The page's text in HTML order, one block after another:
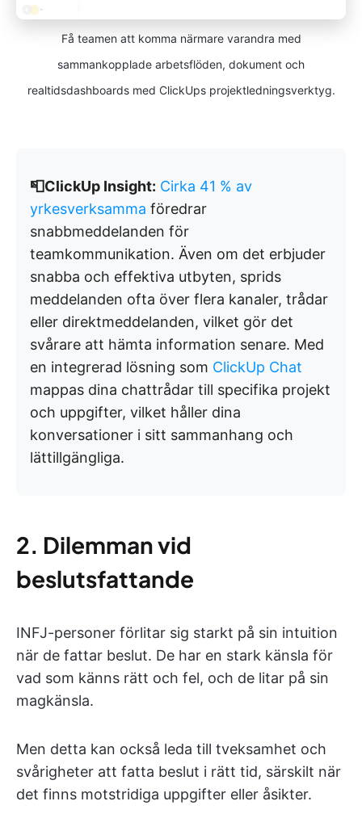
Få teamen att komma närmare varandra med
sammankopplade arbetsflöden, dokument och
realtidsdashboards med ClickUps projektledningsverktyg.
📮ClickUp Insight: Cirka 41 % av
yrkesverksamma föredrar
snabbmeddelanden för
teamkommunikation. Även om det erbjuder
snabba och effektiva utbyten, sprids
meddelanden ofta över flera kanaler, trådar
eller direktmeddelanden, vilket gör det
svårare att hämta information senare. Med
en integrerad lösning som ClickUp Chat
mappas dina chattrådar till specifika projekt
och uppgifter, vilket håller dina
konversationer i sitt sammanhang och
lättillgängliga.
2. Dilemman vid
beslutsfattande
INFJ-personer förlitar sig starkt på sin intuition
när de fattar beslut. De har en stark känsla för
vad som känns rätt och fel, och de litar på sin
magkänsla.
Men detta kan också leda till tveksamhet och
svårigheter att fatta beslut i rätt tid, särskilt när
det finns motstridiga uppgifter eller åsikter.